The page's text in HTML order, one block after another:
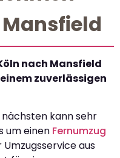
nach Mansfield
zuverlässigen
kann sehr
um einen Fernumzug
aus